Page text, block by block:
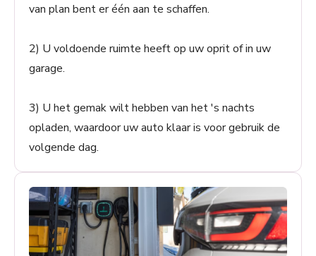
van plan bent er één aan te schaffen.
2) U voldoende ruimte heeft op uw oprit of in uw
garage.
3) U het gemak wilt hebben van het 's nachts
opladen, waardoor uw auto klaar is voor gebruik de
volgende dag.